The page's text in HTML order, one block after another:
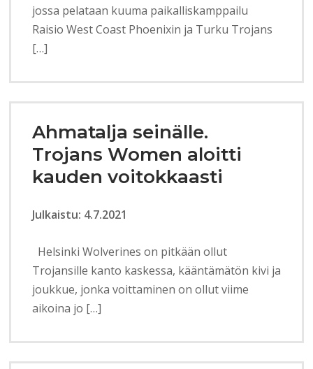
jossa pelataan kuuma paikalliskamppailu
Raisio West Coast Phoenixin ja Turku Trojans
[…]
Ahmatalja seinälle.
Trojans Women aloitti
kauden voitokkaasti
Julkaistu: 4.7.2021
Helsinki Wolverines on pitkään ollut
Trojansille kanto kaskessa, kääntämätön kivi ja
joukkue, jonka voittaminen on ollut viime
aikoina jo […]